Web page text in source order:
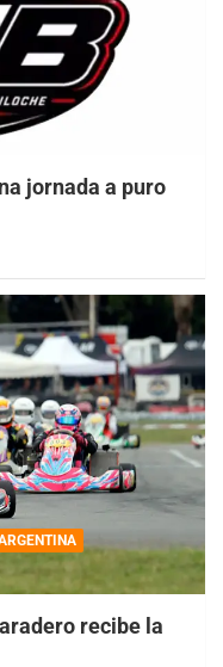
jornada a puro
recibe la